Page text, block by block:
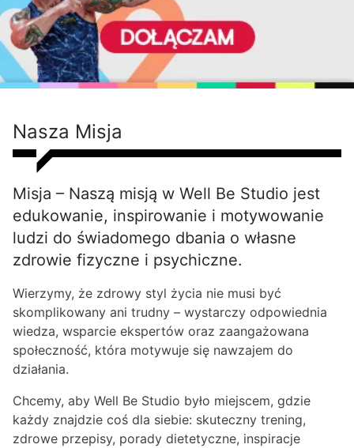
Nasza Misja
Misja – Naszą misją w Well Be Studio jest
edukowanie, inspirowanie i motywowanie
ludzi do świadomego dbania o własne
zdrowie fizyczne i psychiczne.
Wierzymy, że zdrowy styl życia nie musi być
skomplikowany ani trudny – wystarczy odpowiednia
wiedza, wsparcie ekspertów oraz zaangażowana
społeczność, która motywuje się nawzajem do
działania.
Chcemy, aby Well Be Studio było miejscem, gdzie
każdy znajdzie coś dla siebie: skuteczny trening,
zdrowe przepisy, porady dietetyczne, inspiracje